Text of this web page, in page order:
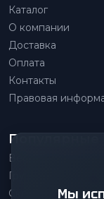
Мы
Каталог
О компании
Доставка
Оплата
Контакты
Правовая
Популярные
Весовое
Грузоподъемное
Складское